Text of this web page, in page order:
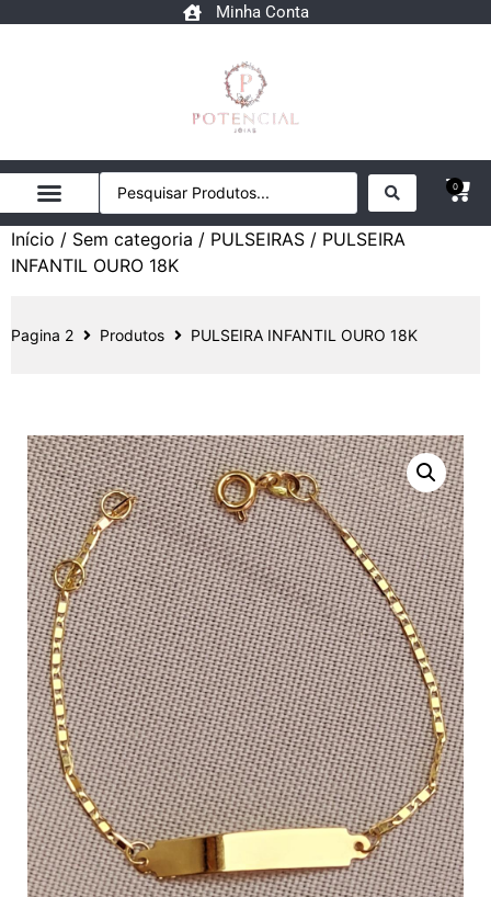
Minha Conta
0
Início / Sem categoria / PULSEIRAS / PULSEIRA
INFANTIL OURO 18K
Pagina 2 Produtos PULSEIRA INFANTIL OURO 18K